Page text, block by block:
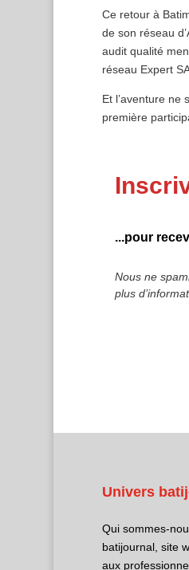
Ce retour à
de son réseau
audit qualité
réseau Expert
Et l’aventure ne
première
...pour
Nous ne
plus
Univers
Qui sommes-
batijournal, site
aux